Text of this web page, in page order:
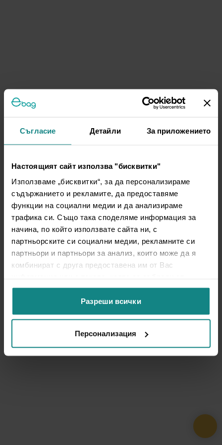
Съгласие Детайли За приложението
Настоящият сайт използва "бисквитки"
Използваме „бисквитки“, за да персонализираме
съдържанието и рекламите, да предоставяме
функции на социални медии и да анализираме
трафика си. Също така споделяме информация за
начина, по който използвате сайта ни, с
партньорските си социални медии, рекламните си
партньори и партньори за анализ, които може да я
комбинират с друга предоставена им от Вас
ползването от Ваша страна на услугите им.
Разреши всички
Персонализация